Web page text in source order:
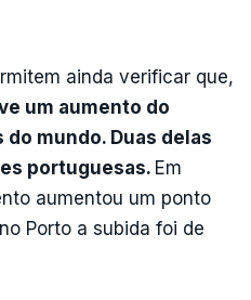
ainda verificar que,
um aumento do
mundo. Duas delas
portuguesas. Em
aumentou um ponto
Porto a subida foi de